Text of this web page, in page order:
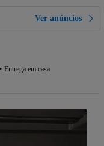
Ver anúncios
Entrega em casa